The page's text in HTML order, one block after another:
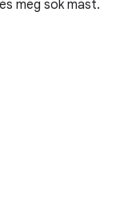
még sok mást.